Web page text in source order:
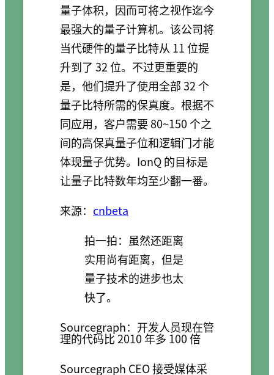
量子体积，因而可将之视作迄今
最强大的量子计算机。该公司将
当代硬件的量子比特从 11 位提
升到了 32 位。不过更重要的
是，他们提升了使用全部 32 个
量子比特所需的保真度。根据不
同应用，客户需要 80~150 个之
间的高保真量子位和逻辑门才能
体现量子优势。IonQ 的目标是
让量子比特数年均至少翻一番。
来源： cnbeta
拍一拍：虽然还距离
实用尚有距离，但是
量子技术的进步也太
快了。
Sourcegraph：开发人员现在管
理的代码比 2010 年多 100 倍
Sourcegraph CEO 接受媒体采